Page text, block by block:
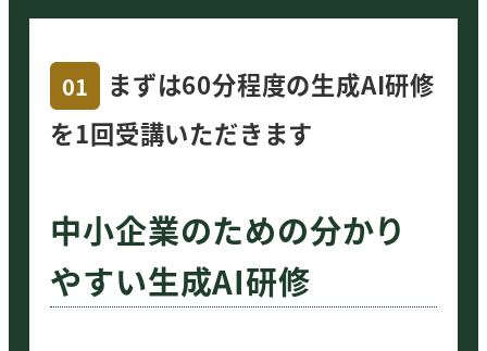
01
まずは60分程度の生成AI研修
を1回受講いただきます
中小企業のための分かり
やすい生成AI研修